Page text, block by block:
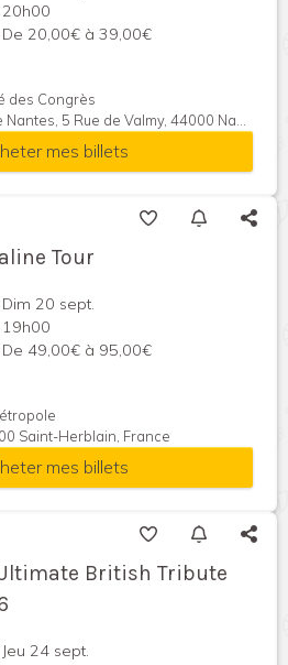
20h00
De 20,00€ à 39,00€
des Congrès
5 Rue de Valmy, 44000 Nantes, France
mes billets
Tour
Dim 20 sept.
19h00
De 49,00€ à 95,00€
Saint-Herblain, France
mes billets
British Tribute
Jeu 24 sept.